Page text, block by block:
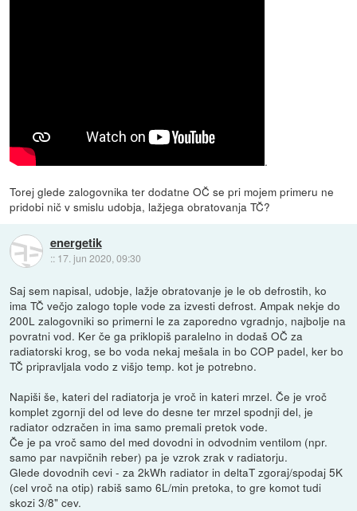
.
Torej glede zalogovnika ter dodatne OČ se pri mojem primeru ne
pridobi nič v smislu udobja, lažjega obratovanja TČ?
energetik
:: 17. jun 2020, 09:30
Saj sem napisal, udobje, lažje obratovanje je le ob defrostih, ko
ima TČ večjo zalogo tople vode za izvesti defrost. Ampak nekje do
200L zalogovniki so primerni le za zaporedno vgradnjo, najbolje na
povratni vod. Ker če ga priklopiš paralelno in dodaš OČ za
radiatorski krog, se bo voda nekaj mešala in bo COP padel, ker bo
TČ pripravljala vodo z višjo temp. kot je potrebno.
Napiši še, kateri del radiatorja je vroč in kateri mrzel. Če je vroč
komplet zgornji del od leve do desne ter mrzel spodnji del, je
radiator odzračen in ima samo premali pretok vode.
Če je pa vroč samo del med dovodni in odvodnim ventilom (npr.
samo par navpičnih reber) pa je vzrok zrak v radiatorju.
Glede dovodnih cevi - za 2kWh radiator in deltaT zgoraj/spodaj 5K
(cel vroč na otip) rabiš samo 6L/min pretoka, to gre komot tudi
skozi 3/8" cev.